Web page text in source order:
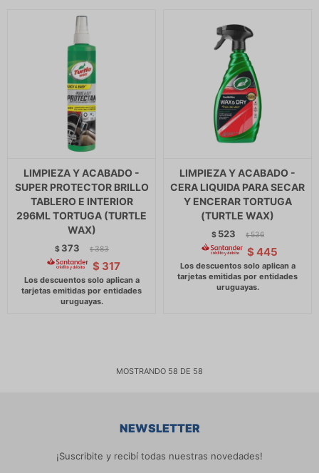
LIMPIEZA Y ACABADO -
SUPER PROTECTOR BRILLO
TABLERO E INTERIOR
296ML TORTUGA (TURTLE
WAX)
$ 373 $ 383
$ 317
LIMPIEZA Y ACABADO -
CERA LIQUIDA PARA SECAR
Y ENCERAR TORTUGA
(TURTLE WAX)
$ 523 $ 536
$ 445
MOSTRANDO 58 DE 58
NEWSLETTER
¡Suscribite y recibí todas nuestras novedades!